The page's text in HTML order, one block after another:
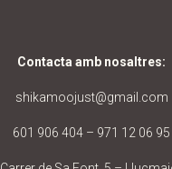
Contacta amb nosaltres:
shikamoojust@gmail.com
601 906 404 – 971 12 06 95